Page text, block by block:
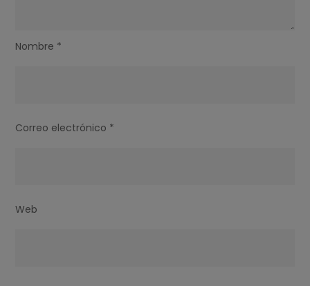
Nombre *
Correo electrónico *
Web